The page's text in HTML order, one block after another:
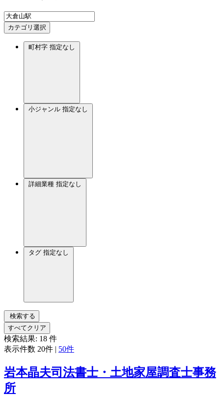
カテゴリ選択
町村字 指定なし
小ジャンル 指定なし
詳細業種 指定なし
タグ 指定なし
検索する
すべてクリア
検索結果: 18 件
表示件数 20件 | 50件
岩本晶夫司法書士・土地家屋調査士事務
所